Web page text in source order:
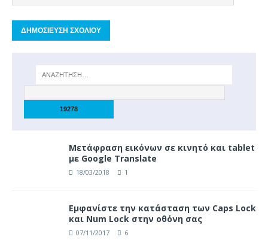
Μετάφραση εικόνων σε κινητό και tablet
με Google Translate
18/03/2018 1
Eμφανίστε την κατάσταση των Caps Lock
και Num Lock στην οθόνη σας
07/11/2017 6